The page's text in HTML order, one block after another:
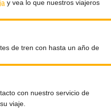
y vea lo que nuestros viajeros
de tren con hasta un año de
con nuestro servicio de
viaje.